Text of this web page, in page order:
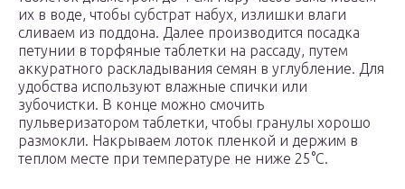
их в воде, чтобы субстрат набух, излишки влаги
сливаем из поддона. Далее производится посадка
петунии в торфяные таблетки на рассаду, путем
аккуратного раскладывания семян в углубление. Для
удобства используют влажные спички или
зубочистки. В конце можно смочить
пульверизатором таблетки, чтобы гранулы хорошо
размокли. Накрываем лоток пленкой и держим в
теплом месте при температуре не ниже 25°C.